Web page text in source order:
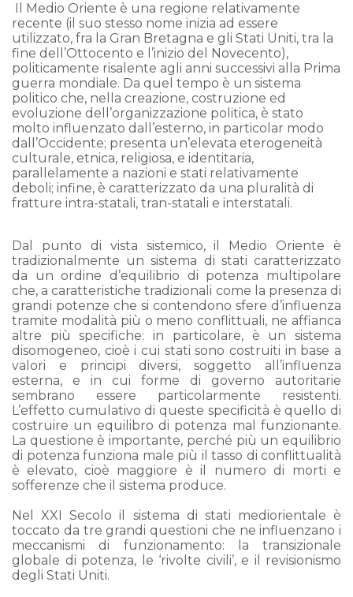
Il Medio Oriente è una regione relativamente
recente (il suo stesso nome inizia ad essere
utilizzato, fra la Gran Bretagna e gli Stati Uniti, tra la
fine dell’Ottocento e l’inizio del Novecento),
politicamente risalente agli anni successivi alla Prima
guerra mondiale. Da quel tempo è un sistema
politico che, nella creazione, costruzione ed
evoluzione dell’organizzazione politica, è stato
molto influenzato dall’esterno, in particolar modo
dall’Occidente; presenta un’elevata eterogeneità
culturale, etnica, religiosa, e identitaria,
parallelamente a nazioni e stati relativamente
deboli; infine, è caratterizzato da una pluralità di
fratture intra-statali, tran-statali e interstatali.
Dal punto di vista sistemico, il Medio Oriente è
tradizionalmente un sistema di stati caratterizzato
da un ordine d’equilibrio di potenza multipolare
che, a caratteristiche tradizionali come la presenza di
grandi potenze che si contendono sfere d’influenza
tramite modalità più o meno conflittuali, ne affianca
altre più specifiche: in particolare, è un sistema
disomogeneo, cioè i cui stati sono costruiti in base a
valori e principi diversi, soggetto all’influenza
esterna, e in cui forme di governo autoritarie
sembrano essere particolarmente resistenti.
L’effetto cumulativo di queste specificità è quello di
costruire un equilibro di potenza mal funzionante.
La questione è importante, perché più un equilibrio
di potenza funziona male più il tasso di conflittualità
è elevato, cioè maggiore è il numero di morti e
sofferenze che il sistema produce.
Nel XXI Secolo il sistema di stati mediorientale è
toccato da tre grandi questioni che ne influenzano i
meccanismi di funzionamento: la transizionale
globale di potenza, le ‘rivolte civili’, e il revisionismo
degli Stati Uniti.